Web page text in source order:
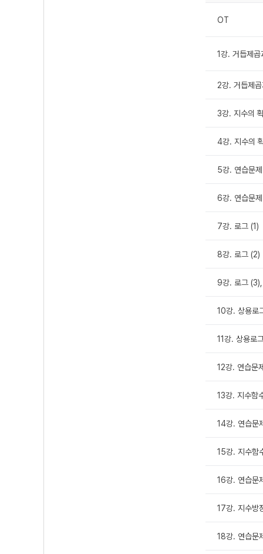
OT
1강. 거듭제곱
2강. 거듭제
3강. 지수의
4강. 지수의
5강. 연습문
6강. 연습문
7강. 로그 (1)
8강. 로그 (2)
9강. 로그
10강. 상용로
11강. 상용로
12강. 연습문
13강. 지수함
14강. 연습문
15강. 지수함
16강. 연습문
17강. 지수방
18강. 연습문